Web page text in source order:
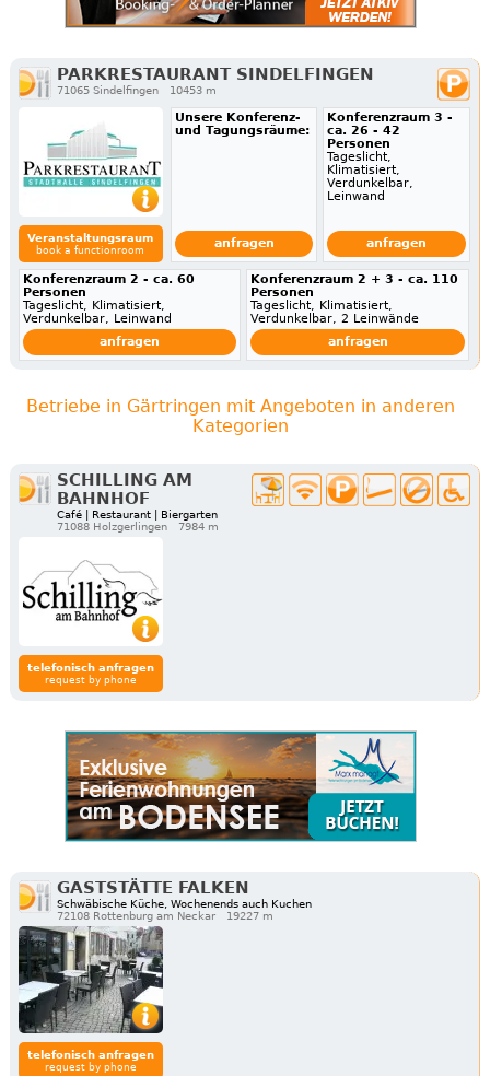
PARKRESTAURANT SINDELFINGEN
71065 Sindelfingen 10453 m
Veranstaltungsraum
book a functionroom
Unsere Konferenz-
und Tagungsräume:
anfragen
Konferenzraum 3 -
ca. 26 - 42
Personen
Tageslicht,
Klimatisiert,
Verdunkelbar,
Leinwand
anfragen
Konferenzraum 2 - ca. 60
Personen
Tageslicht, Klimatisiert,
Verdunkelbar, Leinwand
anfragen
Konferenzraum 2 + 3 - ca. 110
Personen
Tageslicht, Klimatisiert,
Verdunkelbar, 2 Leinwände
anfragen
Betriebe in Gärtringen mit Angeboten in anderen
Kategorien
SCHILLING AM
BAHNHOF
Café | Restaurant | Biergarten
71088 Holzgerlingen
7984 m
telefonisch anfragen
request by phone
GASTSTÄTTE FALKEN
Schwäbische Küche, Wochenends auch Kuchen
72108 Rottenburg am Neckar
19227 m
telefonisch anfragen
request by phone